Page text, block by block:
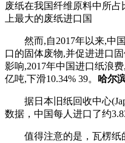
废纸在我国纤维原料中所
上最大的废纸进口国
然而,自2017年以来,中国
口的固体废物,并促进进口
影响,2017年中国进口纸浪费
亿吨,下滑10.34% 39。 哈尔
据日本旧纸回收中心
数据，中国每人进口了约
值得注意的是，瓦楞纸